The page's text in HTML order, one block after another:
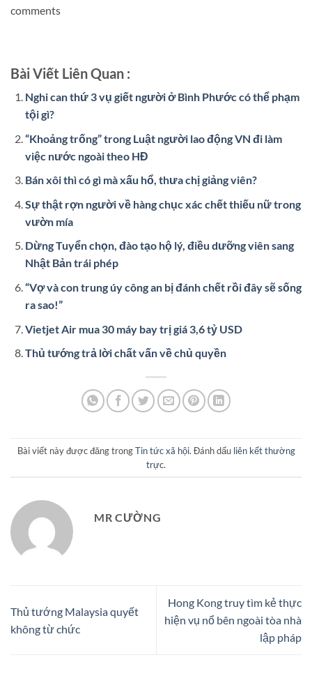
comments
Bài Viết Liên Quan :
Nghi can thứ 3 vụ giết người ở Bình Phước có thể phạm
tội gì?
“Khoảng trống” trong Luật người lao động VN đi làm
việc nước ngoài theo HĐ
Bán xôi thì có gì mà xấu hổ, thưa chị giảng viên?
Sự thật rợn người về hàng chục xác chết thiếu nữ trong
vườn mía
Dừng Tuyển chọn, đào tạo hộ lý, điều dưỡng viên sang
Nhật Bản trái phép
“Vợ và con trung úy công an bị đánh chết rồi đây sẽ sống
ra sao!”
Vietjet Air mua 30 máy bay trị giá 3,6 tỷ USD
Thủ tướng trả lời chất vấn về chủ quyền
Bài viết này được đăng trongTin tức xã hội. Đánh dấu liên kết thường
trực.
MR CƯỜNG
Thủ tướng Malaysia quyết
không từ chức
Hong Kong truy tìm kẻ thực
hiện vụ nổ bên ngoài tòa nhà
lập pháp